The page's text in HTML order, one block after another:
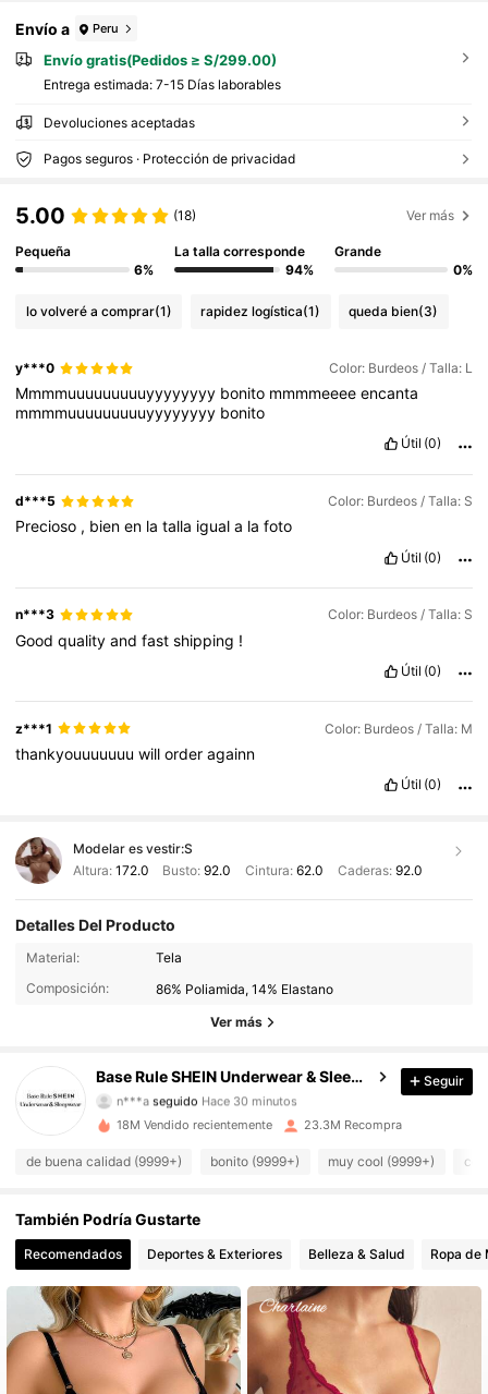
Envío a Peru
Envío gratis(Pedidos ≥ S/299.00)
Entrega estimada: 7-15 Días laborables
Devoluciones aceptadas
Pagos seguros · Protección de privacidad
5.00 (18) Ver más
Pequeña
6%
La talla corresponde
94%
Grande
0%
lo volveré a comprar(1) rapidez logística(1) queda bien(3)
y***0 Color: Burdeos / Talla: L
Mmmmuuuuuuuuuyyyyyyyy bonito mmmmeeeeencanta
mmmmuuuuuuuuuyyyyyyyy bonito
Útil (0)
d***5 Color: Burdeos / Talla: S
Precioso , bienen latalla iguala lafoto
Útil (0)
n***3 Color: Burdeos / Talla: S
Goodqualityandfastshipping !
Útil (0)
z***1 Color: Burdeos / Talla: M
thankyouuuuuuuwillorderagainn
Útil (0)
Modelar es vestir:S
Altura: 172.0 Busto:92.0 Cintura: 62.0 Caderas: 92.0
Detalles Del Producto
Material:
Tela
Composición:
86% Poliamida, 14% Elastano
Ver más
Base Rule SHEIN Underwear & Sleepwear
1.1M Seguidores
1.1M Seguidores
4.93
n***a seguido Hace 30 minutos
4.93
4.93 1.1M Seguidores
4.93 1.1M Seguidores
4.93
4.93 1.1M Seguidores
1.1M Seguidores
Seguir
18M Vendido recientemente 23.3M Recompra
de buena calidad (9999+) bonito (9999+) muy cool (9999+)
También Podría Gustarte
Recomendados Deportes & Exteriores Belleza & Salud Ropa de